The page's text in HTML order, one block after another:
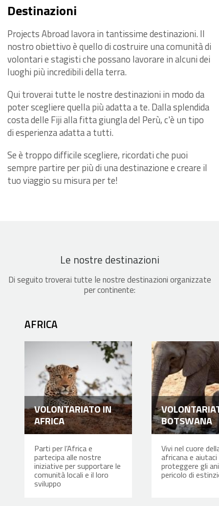
Destinazioni
Projects Abroad lavora in tantissime destinazioni. Il
nostro obiettivo è quello di costruire una comunità di
volontari e stagisti che possano lavorare in alcuni dei
luoghi più incredibili della terra.
Qui troverai tutte le nostre destinazioni in modo da
poter scegliere quella più adatta a te. Dalla splendida
costa delle Fiji alla fitta giungla del Perù, c'è un tipo
di esperienza adatta a tutti.
Se è troppo difficile scegliere, ricordati che puoi
sempre partire per più di una destinazione e creare il
tuo viaggio su misura per te!
Le nostre destinazioni
Di seguito troverai tutte le nostre destinazioni organizzate
per continente:
AFRICA
VOLONTARIATO IN
AFRICA
Parti per l’Africa e
partecipa alle nostre
iniziative per supportare le
comunità locali e il loro
sviluppo
BOTSWANA
Vivi nel cuore
africana e aiutaci
proteggere gli
pericolo di